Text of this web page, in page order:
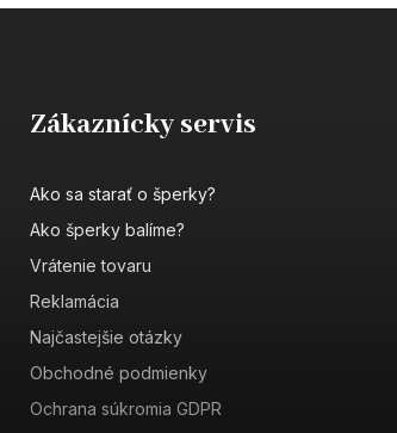
Zákaznícky servis
Ako sa starať o šperky?
Ako šperky balíme?
Vrátenie tovaru
Reklamácia
Najčastejšie otázky
Obchodné podmienky
Ochrana súkromia GDPR